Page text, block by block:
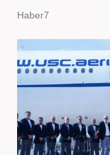
Haber7